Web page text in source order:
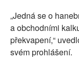
„Jedná se o
a obchodními
překvapení,“
svém prohlášení.